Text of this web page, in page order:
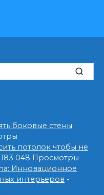
боковые стены
потолок чтобы не
048 Просмотры
Инновационное
интерьеров -